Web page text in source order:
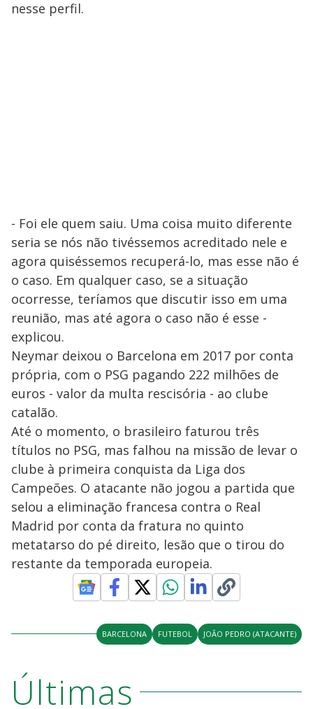
nesse perfil.
- Foi ele quem saiu. Uma coisa muito diferente
seria se nós não tivéssemos acreditado nele e
agora quiséssemos recuperá-lo, mas esse não é
o caso. Em qualquer caso, se a situação
ocorresse, teríamos que discutir isso em uma
reunião, mas até agora o caso não é esse -
explicou.
Neymar deixou o Barcelona em 2017 por conta
própria, com o PSG pagando 222 milhões de
euros - valor da multa rescisória - ao clube
catalão.
Até o momento, o brasileiro faturou três
títulos no PSG, mas falhou na missão de levar o
clube à primeira conquista da Liga dos
Campeões. O atacante não jogou a partida que
selou a eliminação francesa contra o Real
Madrid por conta da fratura no quinto
metatarso do pé direito, lesão que o tirou do
restante da temporada europeia.
BARCELONA FUTEBOL JOÃO PEDRO (ATACANTE)
Últimas